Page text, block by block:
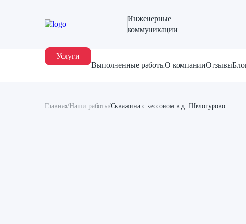
Инженерные
коммуникации
Услуги
Выполненные работыО компанииОтзывы
Главная/Наши работы/Скважина с кессоном в д. Шелогурово